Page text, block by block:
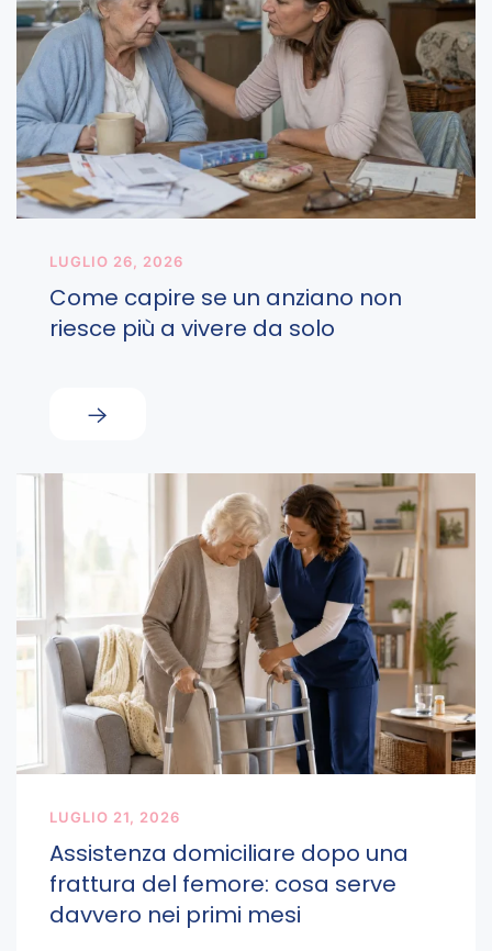
LUGLIO 26, 2026
Come capire se un anziano non
riesce più a vivere da solo
LUGLIO 21, 2026
Assistenza domiciliare dopo una
frattura del femore: cosa serve
davvero nei primi mesi